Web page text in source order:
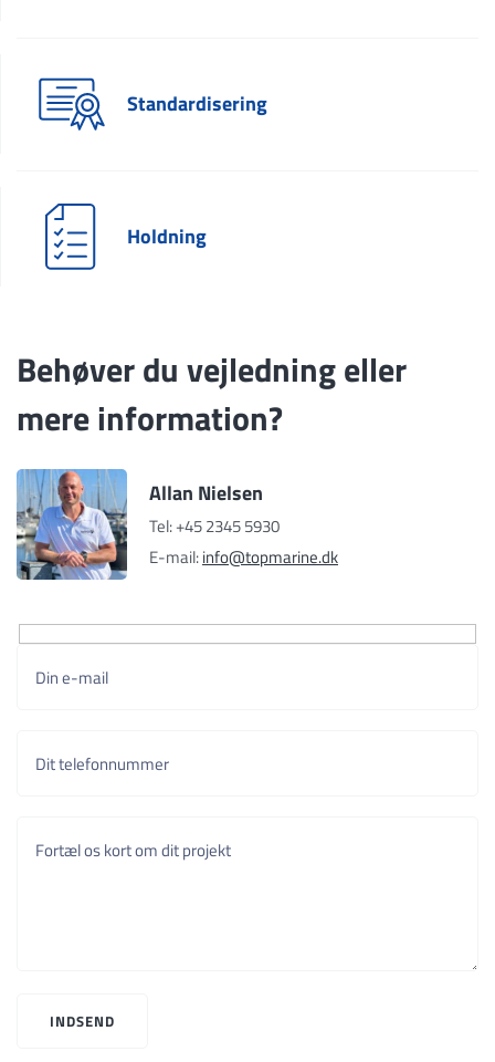
Standardisering
Holdning
Behøver du vejledning eller
mere information?
Allan Nielsen
Tel: +45 2345 5930
E-mail:info@topmarine.dk
Din e-mail
Dit telefonnummer
Fortæl os kort om dit projekt